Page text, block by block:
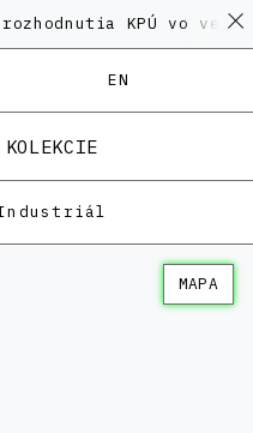
KPÚ vo veci
EN
KOLEKCIE
MAPA